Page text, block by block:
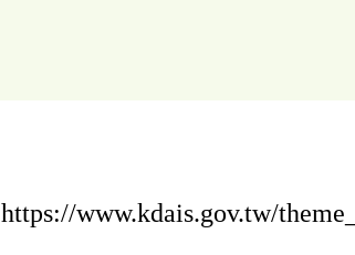
https://www.kdais.gov.tw/